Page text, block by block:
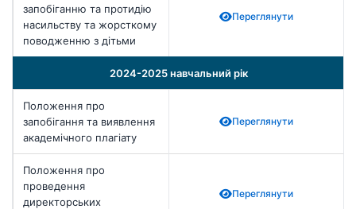
запобіганню та протидію
насильству та жорсткому
поводженню з дітьми
Переглянути
2024-2025 навчальний рік
Положення про
запобігання та виявлення
академічного плагіату
Переглянути
Положення про
проведення
директорських
Переглянути